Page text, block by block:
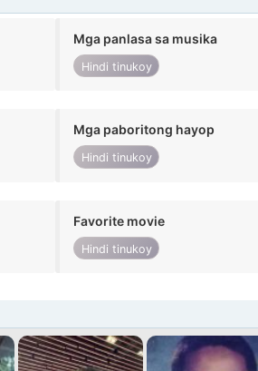
Mga panlasa sa musika
Hindi tinukoy
Mga paboritong hayop
Hindi tinukoy
Favorite movie
Hindi tinukoy